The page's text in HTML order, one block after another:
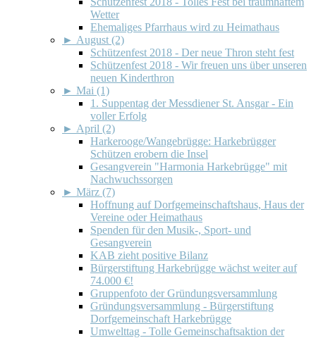
Wetter
Ehemaliges Pfarrhaus wird zu Heimathaus
► August (2)
Schützenfest 2018 - Der neue Thron steht fest
Schützenfest 2018 - Wir freuen uns über unseren
neuen Kinderthron
► Mai (1)
1. Suppentag der Messdiener St. Ansgar - Ein
voller Erfolg
► April (2)
Harkerooge/Wangebrügge: Harkebrügger
Schützen erobern die Insel
Gesangverein "Harmonia Harkebrügge" mit
Nachwuchssorgen
► März (7)
Hoffnung auf Dorfgemeinschaftshaus, Haus der
Vereine oder Heimathaus
Spenden für den Musik-, Sport- und
Gesangverein
KAB zieht positive Bilanz
Bürgerstiftung Harkebrügge wächst weiter auf
74.000 €!
Gruppenfoto der Gründungsversammlung
Gründungsversammlung - Bürgerstiftung
Dorfgemeinschaft Harkebrügge
Umwelttag - Tolle Gemeinschaftsaktion der